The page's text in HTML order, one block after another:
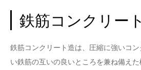
鉄筋コンクリー
鉄筋コンクリート造は、圧縮に強いコ
い鉄筋の互いの良いところを兼ね備え